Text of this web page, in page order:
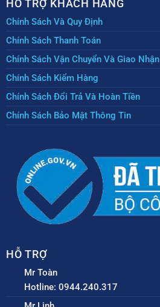
HỖ TRỢ KHÁCH HÀNG
Chính Sách Và Quy Định
Chính Sách Thanh Toán
Chính Sách Vận Chuyển Và Giao Nhận
Chính Sách Kiểm Hàng
Chính Sách Đổi Trả Và Hoàn Tiền
Chính Sách Bảo Mật Thông Tin
HỖ TRỢ
Mr Toàn
Hotline: 0944.240.317